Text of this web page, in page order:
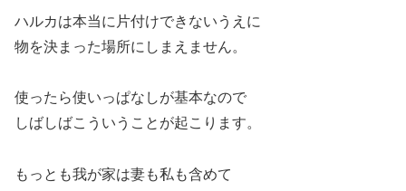
ハルカは本当に片付けできないうえに
物を決まった場所にしまえません。
使ったら使いっぱなしが基本なので
しばしばこういうことが起こります。
もっとも我が家は妻も私も含めて